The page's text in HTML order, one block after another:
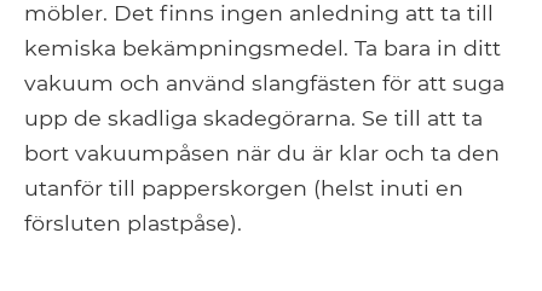
möbler. Det finns ingen anledning att ta till
kemiska bekämpningsmedel. Ta bara in ditt
vakuum och använd slangfästen för att suga
upp de skadliga skadegörarna. Se till att ta
bort vakuumpåsen när du är klar och ta den
utanför till papperskorgen (helst inuti en
försluten plastpåse).